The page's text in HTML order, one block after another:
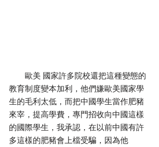
歐美 國家許多院校還把這種變態的
教育制度變本加利，他們嫌歐美國家學
生的毛利太低，而把中國學生當作肥豬
來宰，提高學費，專門招收向中國這樣
的國際學生，我承認，在以前中國有許
多這樣的肥豬會上檔受騙，因為他